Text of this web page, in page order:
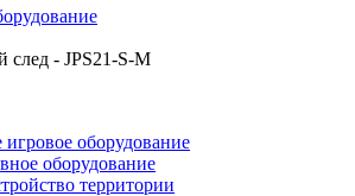
след - JPS21-S-M
игровое оборудование
оборудование
территории